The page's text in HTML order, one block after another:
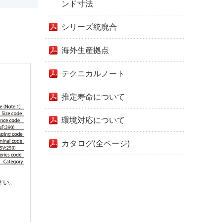
ンド寸法
シリーズ統廃合
海外生産拠点
テクニカルノート
推定寿命について
環境対応について
カタログ(全ページ)